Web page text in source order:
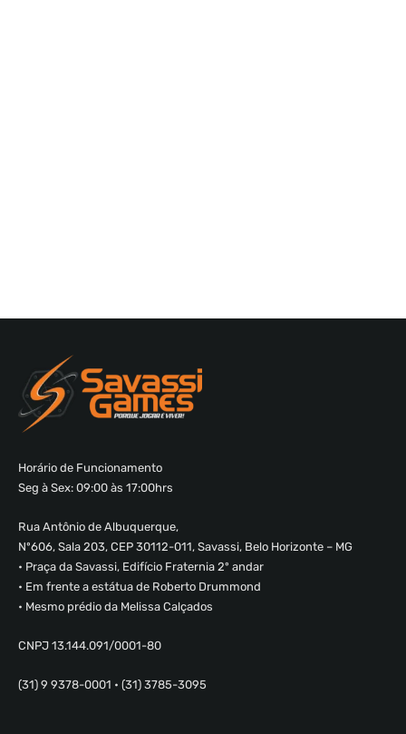
Horário de Funcionamento
Seg à Sex: 09:00 às 17:00hrs
Rua Antônio de Albuquerque,
Nº606, Sala 203, CEP 30112-011, Savassi, Belo Horizonte – MG
• Praça da Savassi, Edifício Fraternia 2º andar
• Em frente a estátua de Roberto Drummond
• Mesmo prédio da Melissa Calçados
CNPJ 13.144.091/0001-80
(31) 9 9378-0001 • (31) 3785-3095